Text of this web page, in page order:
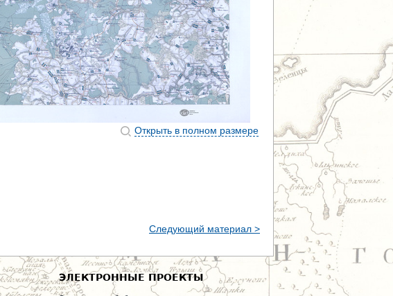
Открыть в полном размере
Следующий материал >
ЭЛЕКТРОННЫЕ ПРОЕКТЫ